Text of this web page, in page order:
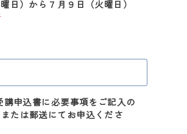
日）から７月９日（火曜日）
申込書に必要事項をご記入の
たは郵送にてお申込くださ